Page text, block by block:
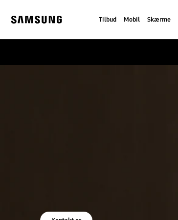
content
Tilbud Mobil Skærme